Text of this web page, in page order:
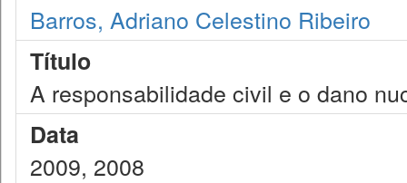
Barros, Adriano Celestino Ribeiro
Título
A responsabilidade civil e o dano
Data
2009, 2008